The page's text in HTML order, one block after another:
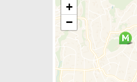
+
−